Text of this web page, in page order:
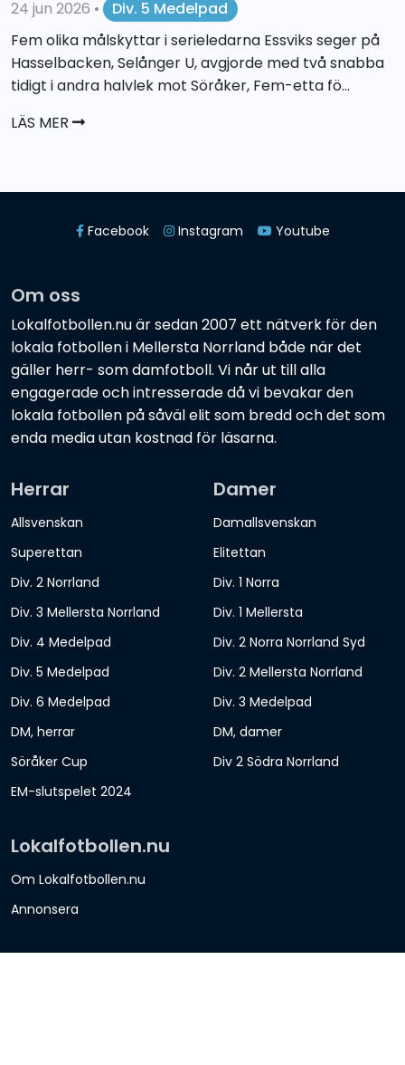
24 jun 2026 •
Div. 5 Medelpad
Fem olika målskyttar i serieledarna Essviks seger på
Hasselbacken, Selånger U, avgjorde med två snabba
tidigt i andra halvlek mot Söråker, Fem-etta fö...
LÄS MER
Facebook Instagram Youtube
Om oss
Lokalfotbollen.nu är sedan 2007 ett nätverk för den
lokala fotbollen i Mellersta Norrland både när det
gäller herr- som damfotboll. Vi når ut till alla
engagerade och intresserade då vi bevakar den
lokala fotbollen på såväl elit som bredd och det som
enda media utan kostnad för läsarna.
Herrar
Allsvenskan
Superettan
Div. 2 Norrland
Div. 3 Mellersta Norrland
Div. 4 Medelpad
Div. 5 Medelpad
Div. 6 Medelpad
DM, herrar
Söråker Cup
EM-slutspelet 2024
Damer
Damallsvenskan
Elitettan
Div. 1 Norra
Div. 1 Mellersta
Div. 2 Norra Norrland Syd
Div. 2 Mellersta Norrland
Div. 3 Medelpad
DM, damer
Div 2 Södra Norrland
Lokalfotbollen.nu
Om Lokalfotbollen.nu
Annonsera